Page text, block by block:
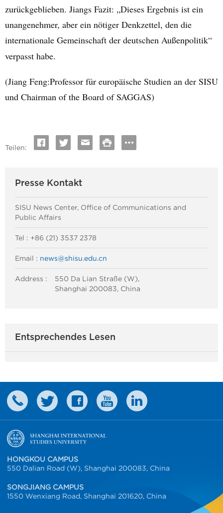
zurückgeblieben. Jiangs Fazit: „Dieses Ergebnis ist ein
unangenehmer, aber ein nötiger Denkzettel, den die
internationale Gemeinschaft der deutschen Außenpolitik“
verpasst habe.
(Jiang Feng:Professor für europäische Studien an der SISU
und Chairman of the Board of SAGGAS)
Teilen:
Presse Kontakt
SISU News Center, Office of Communications and
Public Affairs
Tel : +86 (21) 3537 2378
Email : news@shisu.edu.cn
Address :
550 Da Lian Straße (W),
Shanghai 200083, China
Entsprechendes Lesen
HONGKOU CAMPUS
550 Dalian Road (W), Shanghai 200083, China
SONGJIANG CAMPUS
1550 Wenxiang Road, Shanghai 201620, China